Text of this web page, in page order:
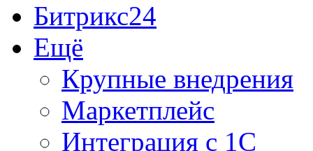
Битрикс24
Ещё
Крупные внедрения
Маркетплейс
Интеграция с 1С